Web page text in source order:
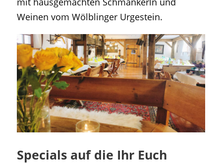
Weinen vom Wölblinger Urgestein.
Specials auf die Ihr Euch